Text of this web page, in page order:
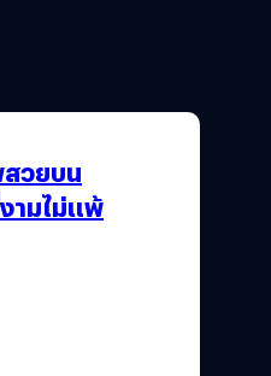
สวยบน
ามไม่แพ้